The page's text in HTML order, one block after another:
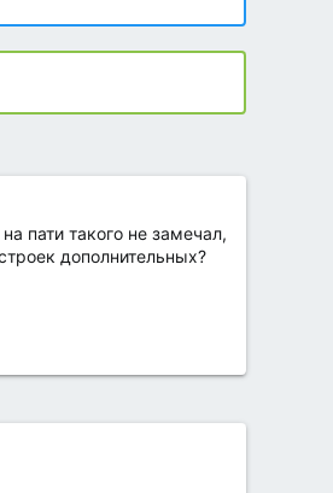
пати такого не замечал,
дополнительных?